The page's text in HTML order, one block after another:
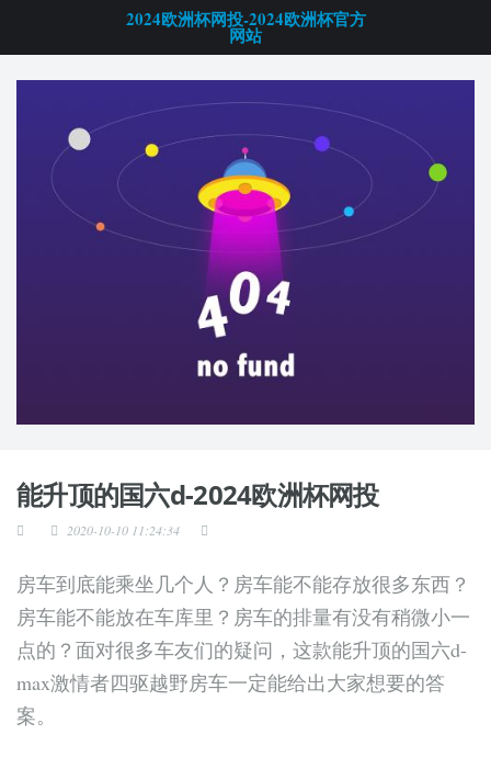
2024欧洲杯网投-2024欧洲杯官方
网站
能升顶的国六d-2024欧洲杯网投
2020-10-10 11:24:34
房车到底能乘坐几个人？房车能不能存放很多东西？
房车能不能放在车库里？房车的排量有没有稍微小一
点的？面对很多车友们的疑问，这款能升顶的国六d-
max激情者四驱越野房车一定能给出大家想要的答
案。